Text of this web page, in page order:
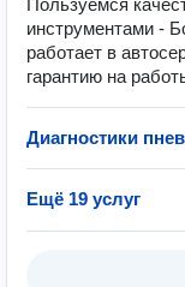
Пользуемся
инструментами -
работает в
гарантию на
Диагностики
Ещё 19 услуг